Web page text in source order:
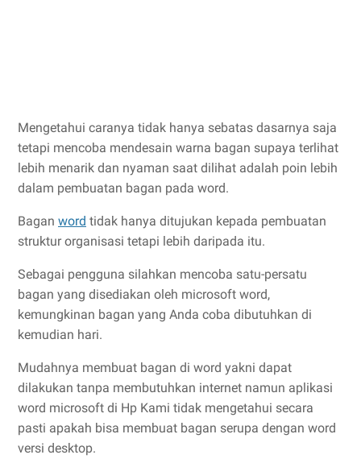
Mengetahui caranya tidak hanya sebatas dasarnya saja
tetapi mencoba mendesain warna bagan supaya terlihat
lebih menarik dan nyaman saat dilihat adalah poin lebih
dalam pembuatan bagan pada word.
Bagan word tidak hanya ditujukan kepada pembuatan
struktur organisasi tetapi lebih daripada itu.
Sebagai pengguna silahkan mencoba satu-persatu
bagan yang disediakan oleh microsoft word,
kemungkinan bagan yang Anda coba dibutuhkan di
kemudian hari.
Mudahnya membuat bagan di word yakni dapat
dilakukan tanpa membutuhkan internet namun aplikasi
word microsoft di Hp Kami tidak mengetahui secara
pasti apakah bisa membuat bagan serupa dengan word
versi desktop.